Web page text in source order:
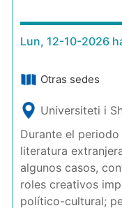
Lun, 12-10-2026
Otras sedes
Universiteti i
Durante el
literatura
algunos casos,
roles creativos
político-cultural;